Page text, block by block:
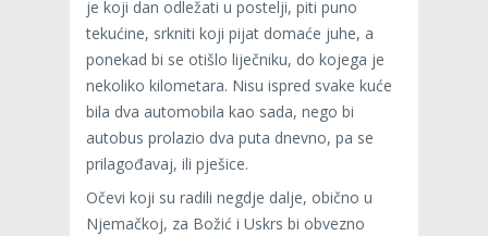
je koji dan odležati u postelji, piti puno
tekućine, srkniti koji pijat domaće juhe, a
ponekad bi se otišlo liječniku, do kojega je
nekoliko kilometara. Nisu ispred svake kuće
bila dva automobila kao sada, nego bi
autobus prolazio dva puta dnevno, pa se
prilagođavaj, ili pješice.
Očevi koji su radili negdje dalje, obično u
Njemačkoj, za Božić i Uskrs bi obvezno